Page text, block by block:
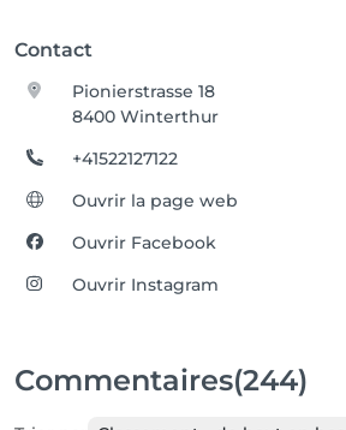
Contact
Pionierstrasse 18
8400 Winterthur
+41522127122
Ouvrir la page web
Ouvrir Facebook
Ouvrir Instagram
Commentaires(244)